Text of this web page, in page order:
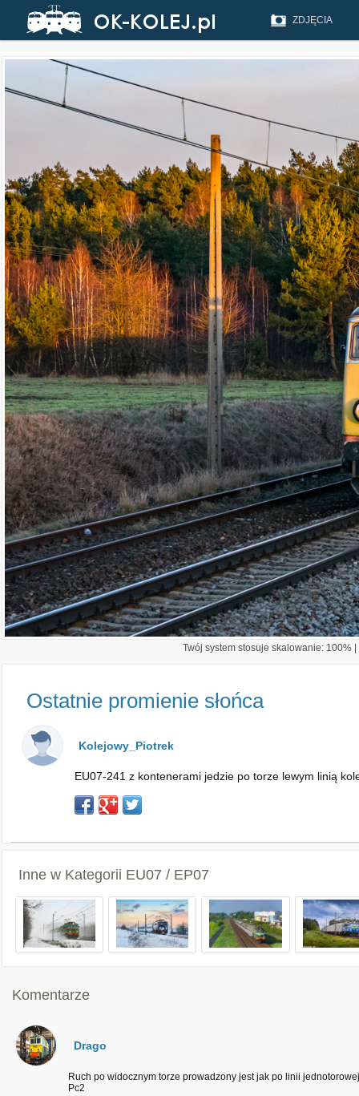
ZDJĘCIA
Twój system stosuje skalowanie: 100%
Ostatnie promienie słońca
Kolejowy_Piotrek
EU07-241 z kontenerami jedzie po torze lewym linią
Inne w Kategorii EU07 / EP07
Komentarze
Drago
Ruch po widocznym torze prowadzony jest jak po linii
Pc2